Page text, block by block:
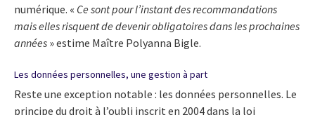
numérique. « Ce sont pour l’instant des recommandations
mais elles risquent de devenir obligatoires dans les prochaines
années » estime Maître Polyanna Bigle.
Les données personnelles, une gestion à part
Reste une exception notable : les données personnelles. Le
principe du droit à l’oubli inscrit en 2004 dans la loi